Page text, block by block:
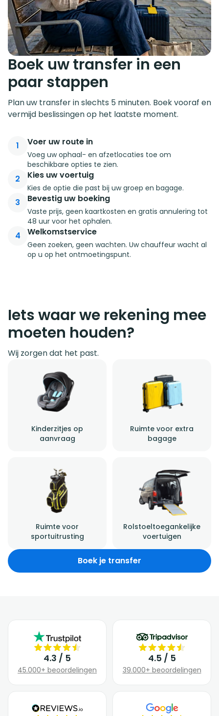
Boek uw transfer in een
paar stappen
Plan uw transfer in slechts 5 minuten. Boek vooraf en
vermijd beslissingen op het laatste moment.
1 Voer uw route in
Voeg uw ophaal- en afzetlocaties toe om
beschikbare opties te zien.
2 Kies uw voertuig
Kies de optie die past bij uw groep en bagage.
3 Bevestig uw boeking
Vaste prijs, geen kaartkosten en gratis annulering tot
48 uur voor het ophalen.
4 Welkomstservice
Geen zoeken, geen wachten. Uw chauffeur wacht al
op u op het ontmoetingspunt.
Iets waar we rekening mee
moeten houden?
Wij zorgen dat het past.
Kinderzitjes op
aanvraag
Ruimte voor extra
bagage
Ruimte voor
sportuitrusting
Rolstoeltoegankelijke
voertuigen
Boek je transfer
4.3 / 5
45.000+ beoordelingen
4.5 / 5
39.000+ beoordelingen